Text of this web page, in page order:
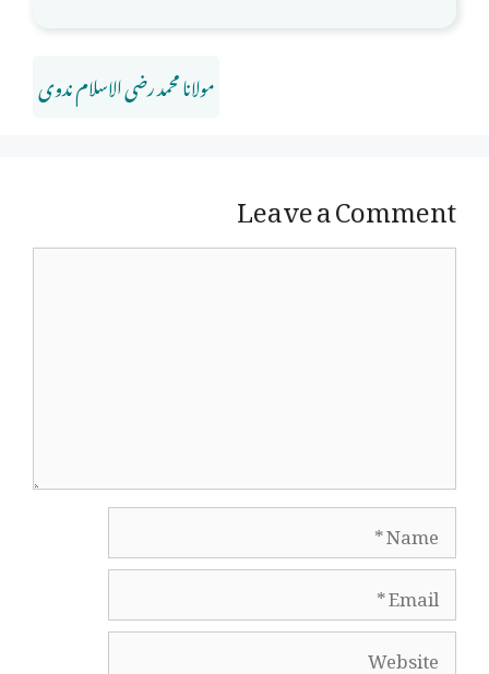
مولانا محمد رضی الاسلام ندوی
Leave a Comment
Name
Email
Website